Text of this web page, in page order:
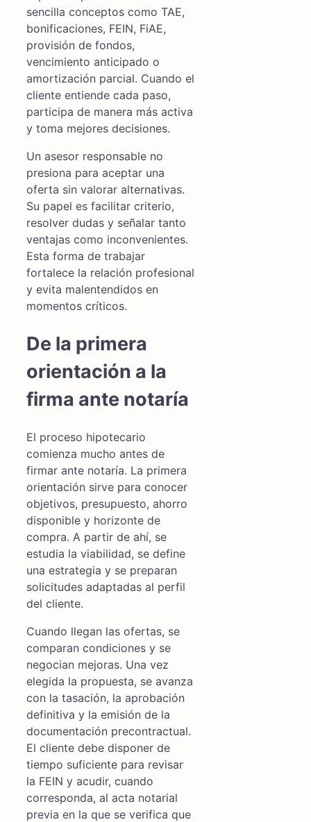
sencilla conceptos como TAE,
bonificaciones, FEIN, FiAE,
provisión de fondos,
vencimiento anticipado o
amortización parcial. Cuando el
cliente entiende cada paso,
participa de manera más activa
y toma mejores decisiones.
Un asesor responsable no
presiona para aceptar una
oferta sin valorar alternativas.
Su papel es facilitar criterio,
resolver dudas y señalar tanto
ventajas como inconvenientes.
Esta forma de trabajar
fortalece la relación profesional
y evita malentendidos en
momentos críticos.
De la primera
orientación a la
firma ante notaría
El proceso hipotecario
comienza mucho antes de
firmar ante notaría. La primera
orientación sirve para conocer
objetivos, presupuesto, ahorro
disponible y horizonte de
compra. A partir de ahí, se
estudia la viabilidad, se define
una estrategia y se preparan
solicitudes adaptadas al perfil
del cliente.
Cuando llegan las ofertas, se
comparan condiciones y se
negocian mejoras. Una vez
elegida la propuesta, se avanza
con la tasación, la aprobación
definitiva y la emisión de la
documentación precontractual.
El cliente debe disponer de
tiempo suficiente para revisar
la FEIN y acudir, cuando
corresponda, al acta notarial
previa en la que se verifica que